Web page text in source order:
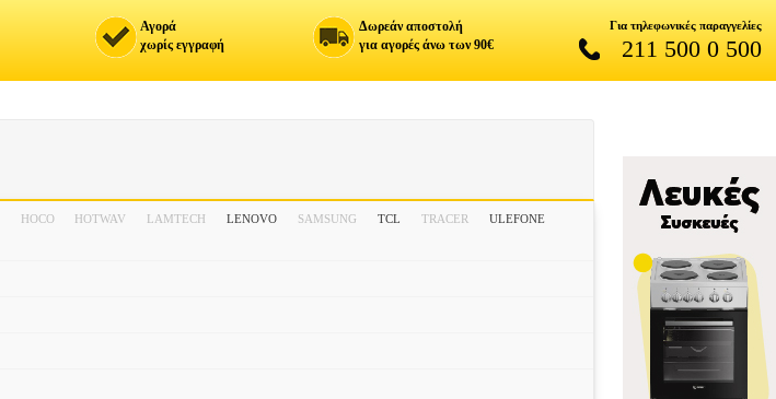
Αγορά
χωρίς εγγραφή
Δωρεάν αποστολή
για αγορές άνω των 90€
Για τηλεφωνικές παραγγελίες
211 500 0 500
HOCO HOTWAV LAMTECH LENOVO SAMSUNG TCL TRACER
ULEFONE